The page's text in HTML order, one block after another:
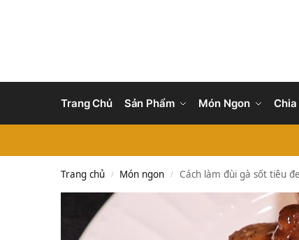
Trang Chủ Sản Phẩm Món Ngon Chia
Trang chủ / Món ngon / Cách làm đùi gà sốt tiêu